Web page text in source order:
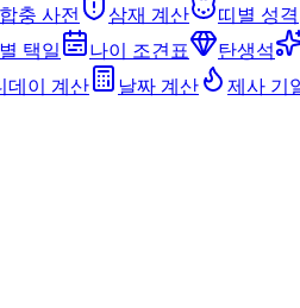
합충 사전 삼재 계산 띠별 성격
택일 나이 조견표 탄생석
데이 계산 날짜 계산 제사 기